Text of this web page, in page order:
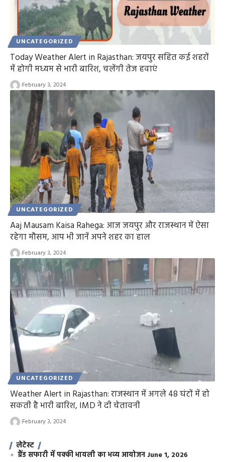
UNCATEGORIZED
Today Weather Alert in Rajasthan: जयपुर सहित कई शहरों
में होगी मध्यम से भारी बारिश, चलेंगी तेज हवाएं
February 3, 2024
UNCATEGORIZED
Aaj Mausam Kaisa Rahega: आज जयपुर और राजस्थान में ऐसा
रहेगा मौसम, आप भी जानें अपने शहर का हाल
February 3, 2024
UNCATEGORIZED
Weather Alert in Rajasthan: राजस्थान में अगले 48 घंटों में हो
सकती है भारी बारिश, IMD ने दी चेतावनी
February 3, 2024
लेटेस्ट
ग्रैंड सफारी में पक्की भायली का भव्य आयोजन June 1, 2026